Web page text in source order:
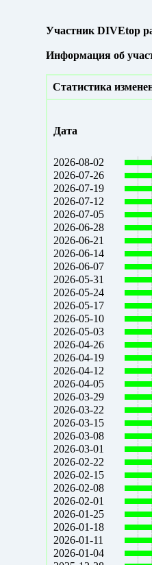
Участник DIVEtop
Информация об
Статистика
Дата
2026-08-02
2026-07-26
2026-07-19
2026-07-12
2026-07-05
2026-06-28
2026-06-21
2026-06-14
2026-06-07
2026-05-31
2026-05-24
2026-05-17
2026-05-10
2026-05-03
2026-04-26
2026-04-19
2026-04-12
2026-04-05
2026-03-29
2026-03-22
2026-03-15
2026-03-08
2026-03-01
2026-02-22
2026-02-15
2026-02-08
2026-02-01
2026-01-25
2026-01-18
2026-01-11
2026-01-04